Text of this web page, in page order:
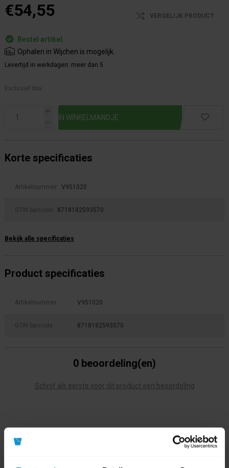
€54,55 VERGELIJK PRODUCT
Bestel artikel.
Ophalen in Wijchen is mogelijk.
Levertijd in werkdagen: meer dan 5
Exclusief btw.
i
h
Korte specificaties
Artikelnummer: V951020
GTIN barcode: 8718182593570
Bekijk alle specificaties
Product specificaties
Artikelnummer V951020
GTIN barcode 8718182593570
0 beoordeling(en)
Schrijf als eerste voor dit product een beoordeling